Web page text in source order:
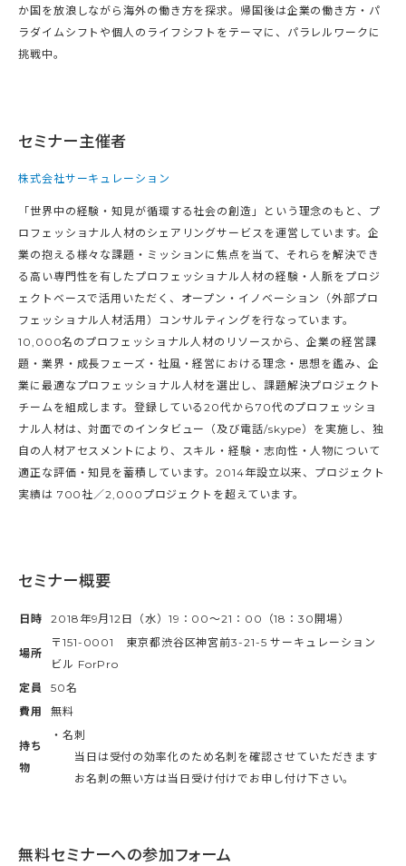
か国を放浪しながら海外の働き方を探求。帰国後は企業の働き方・パ
ラダイムシフトや個人のライフシフトをテーマに、パラレルワークに
挑戦中。
セミナー主催者
株式会社サーキュレーション
「世界中の経験・知見が循環する社会の創造」という理念のもと、プ
ロフェッショナル人材のシェアリングサービスを運営しています。企
業の抱える様々な課題・ミッションに焦点を当て、それらを解決でき
る高い専門性を有したプロフェッショナル人材の経験・人脈をプロジ
ェクトベースで活用いただく、オープン・イノベーション（外部プロ
フェッショナル人材活用）コンサルティングを行なっています。
10,000名のプロフェッショナル人材のリソースから、企業の経営課
題・業界・成長フェーズ・社風・経営における理念・思想を鑑み、企
業に最適なプロフェッショナル人材を選出し、課題解決プロジェクト
チームを組成します。登録している20代から70代のプロフェッショ
ナル人材は、対面でのインタビュー（及び電話/skype）を実施し、独
自の人材アセスメントにより、スキル・経験・志向性・人物について
適正な評価・知見を蓄積しています。2014年設立以来、プロジェクト
実績は 700社／2,000プロジェクトを超えています。
セミナー概要
日時 2018年9月12日（水）19：00～21：00（18：30開場）
場所
〒151-0001 東京都渋⾕区神宮前3-21-5 サーキュレーション
ビル ForPro
定員
50名
費用
無料
持ち
物
・名刺
当日は受付の効率化のため名刺を確認させていただきます
お名刺の無い方は当日受け付けでお申し付け下さい。
無料セミナーへの参加フォーム